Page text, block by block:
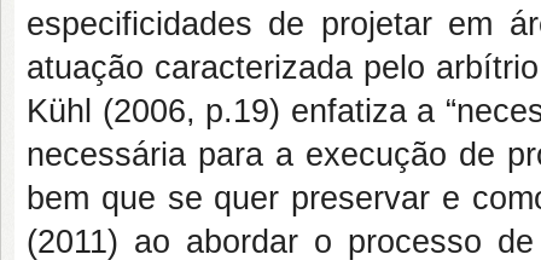
especificidades de projetar em
atuação caracterizada pelo
Kühl (2006, p.19) enfatiza a
necessária para a execução de
bem que se quer preservar e
(2011) ao abordar o processo